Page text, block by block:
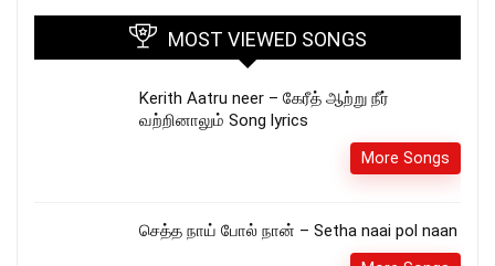
MOST VIEWED SONGS
Kerith Aatru neer – கேரீத் ஆற்று நீர்
வற்றினாலும் Song lyrics
More Songs
செத்த நாய் போல் நான் – Setha naai pol naan